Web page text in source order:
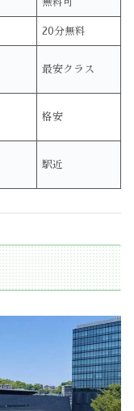
無料可
20分無料
最安クラス
格安
駅近